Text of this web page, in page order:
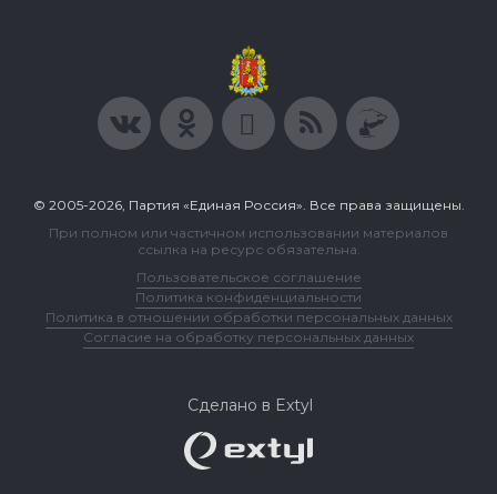
© 2005-2026, Партия «Единая Россия». Все права защищены.
При полном или частичном использовании материалов
ссылка на ресурс обязательна.
Пользовательское соглашение
Политика конфиденциальности
Политика в отношении обработки персональных данных
Согласие на обработку персональных данных
Сделано в Extyl